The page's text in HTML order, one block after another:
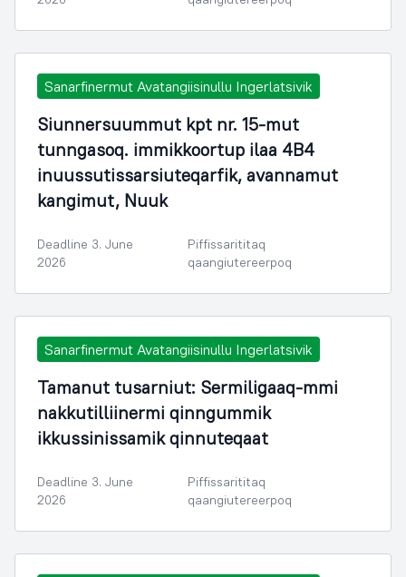
Sanarfinermut Avatangiisinullu Ingerlatsivik
Siunnersuummut kpt nr. 15-mut
tunngasoq. immikkoortup ilaa 4B4
inuussutissarsiuteqarfik, avannamut
kangimut, Nuuk
Deadline 3. June
2026
Piffissarititaq
qaangiutereerpoq
Sanarfinermut Avatangiisinullu Ingerlatsivik
Tamanut tusarniut: Sermiligaaq-mmi
nakkutilliinermi qinngummik
ikkussinissamik qinnuteqaat
Deadline 3. June
2026
Piffissarititaq
qaangiutereerpoq